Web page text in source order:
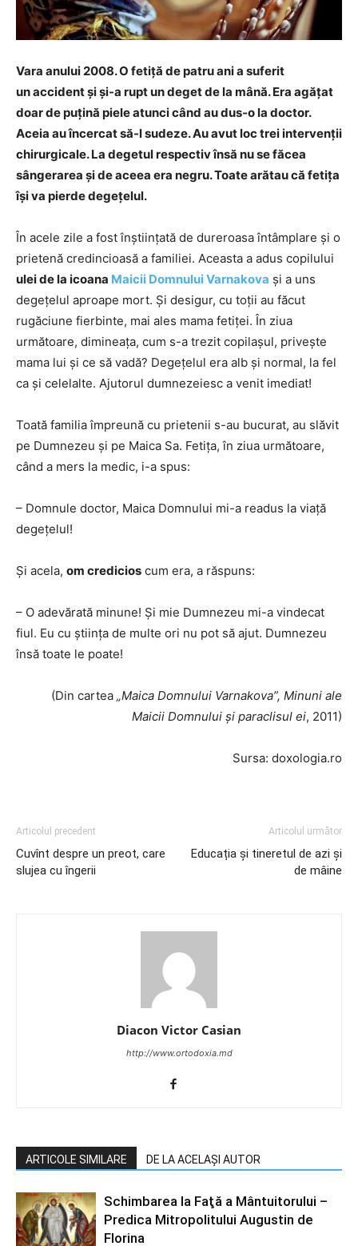
Vara anului 2008. O fetiță de patru ani a suferit
un accident și și-a rupt un deget de la mână. Era agățat
doar de puțină piele atunci când au dus-o la doctor.
Aceia au încercat să-l sudeze. Au avut loc trei intervenții
chirurgicale. La degetul respectiv însă nu se făcea
sângerarea și de aceea era negru. Toate arătau că fetița
își va pierde degețelul.
În acele zile a fost înștiințată de dureroasa întâmplare și o
prietenă credincioasă a familiei. Aceasta a adus copilului
ulei de la icoana Maicii Domnului Varnakova și a uns
degețelul aproape mort. Și desigur, cu toții au făcut
rugăciune fierbinte, mai ales mama fetiței. În ziua
următoare, dimineața, cum s-a trezit copilașul, privește
mama lui și ce să vadă? Degețelul era alb și normal, la fel
ca și celelalte. Ajutorul dumnezeiesc a venit imediat!
Toată familia împreună cu prietenii s-au bucurat, au slăvit
pe Dumnezeu și pe Maica Sa. Fetița, în ziua următoare,
când a mers la medic, i-a spus:
– Domnule doctor, Maica Domnului mi-a readus la viață
degețelul!
Și acela, om credicios cum era, a răspuns:
– O adevărată minune! Și mie Dumnezeu mi-a vindecat
fiul. Eu cu știința de multe ori nu pot să ajut. Dumnezeu
însă toate le poate!
(Din cartea „Maica Domnului Varnakova”, Minuni ale
Maicii Domnului și paraclisul ei, 2011)
Sursa: doxologia.ro
Articolul precedent
Cuvînt despre un preot, care
slujea cu îngerii
Articolul următor
Educația și tineretul de azi și
de mâine
Diacon Victor Casian
http://www.ortodoxia.md
ARTICOLE SIMILARE DE LA ACELAȘI AUTOR
Schimbarea la Faţă a Mântuitorului –
Predica Mitropolitului Augustin de
Florina